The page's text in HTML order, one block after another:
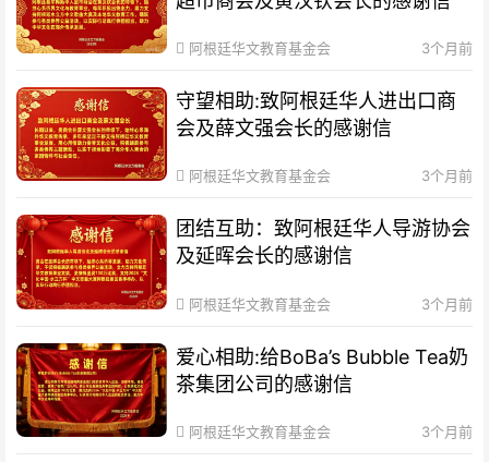
阿根廷华文教育基金会 3个月前
守望相助:致阿根廷华人进出口商
会及薛文强会长的感谢信
阿根廷华文教育基金会 3个月前
团结互助：致阿根廷华人导游协会
及延晖会长的感谢信
阿根廷华文教育基金会 3个月前
爱心相助:给BoBa’s Bubble Tea奶
茶集团公司的感谢信
阿根廷华文教育基金会 3个月前